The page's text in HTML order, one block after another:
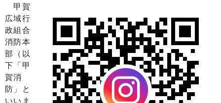
甲賀
広域行
政組合
消防本
部（以
下「甲
賀消
防」と
いいま